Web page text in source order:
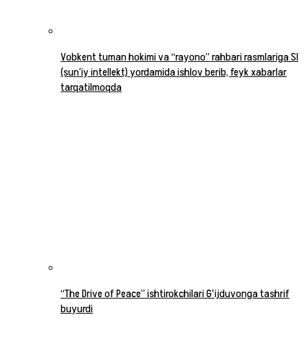
Vobkent tuman hokimi va “rayono” rahbari rasmlariga SI
(sun‘iy intellekt) yordamida ishlov berib, feyk xabarlar
tarqatilmoqda
“The Drive of Peace” ishtirokchilari Gʻijduvonga tashrif
buyurdi